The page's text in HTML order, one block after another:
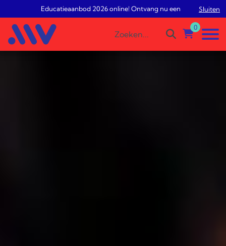
Educatieaanbod 2026 online! Ontvang nu een gratis Sluiten
0